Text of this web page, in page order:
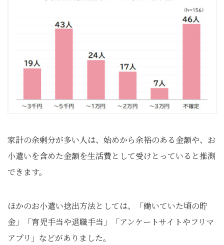
家計の余剰分が多い人は、始めから余裕のある金額や、お
小遣いを含めた金額を生活費として受けとっていると推測
できます。
ほかのお小遣い捻出方法としては、「働いていた頃の貯
金」「育児手当や退職手当」「アンケートサイトやフリマ
アプリ」などがありました。